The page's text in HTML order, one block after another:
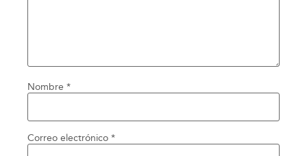
Nombre *
Correo electrónico *